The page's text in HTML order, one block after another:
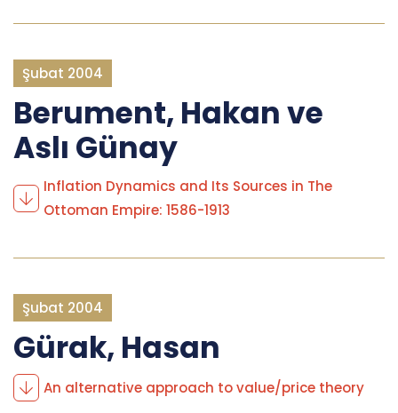
Şubat 2004
Berument, Hakan ve
Aslı Günay
Inflation Dynamics and Its Sources in The
Ottoman Empire: 1586-1913
Şubat 2004
Gürak, Hasan
An alternative approach to value/price theory